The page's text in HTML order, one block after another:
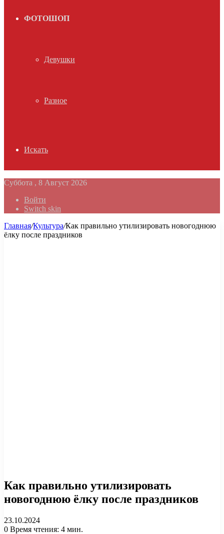
ФОТОШОП
Девушки
Разное
Искать
Суббота , 8 Август 2026
Войти
Switch skin
Главная/Культура/Как правильно утилизировать новогоднюю
ёлку после праздников
Как правильно утилизировать
новогоднюю ёлку после праздников
23.10.2024
0 Время чтения: 4 мин.